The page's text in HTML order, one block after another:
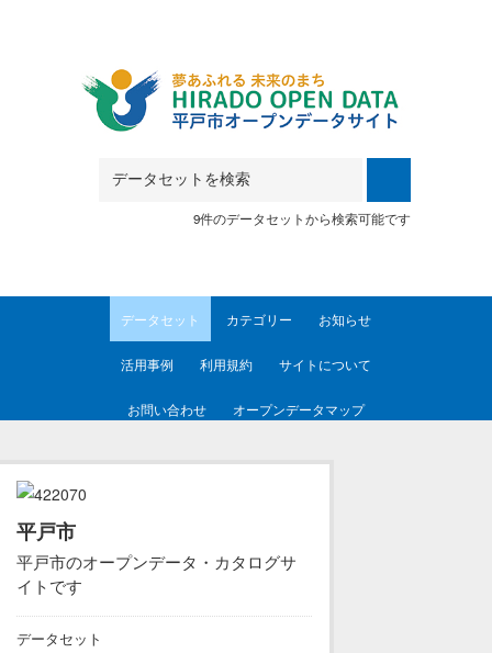
9件のデータセットから検索可能です
データセット カテゴリー お知らせ
活用事例 利用規約 サイトについて
お問い合わせ オープンデータマップ
平戸市
平戸市のオープンデータ・カタログサ
イトです
データセット